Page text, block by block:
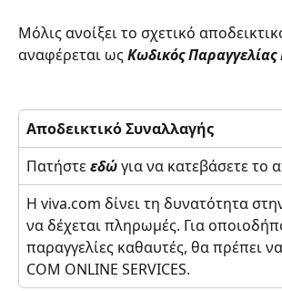
Μόλις ανοίξει το σχετικό
αναφέρεται ως Κωδικός
Αποδεικτικό Συναλλαγής
Πατήστε εδώ για να κατεβάσετε το
Η viva.com δίνει τη δυνατότητα
να δέχεται πληρωμές. Για
παραγγελίες καθαυτές, θα πρέπει
COM ONLINE SERVICES.